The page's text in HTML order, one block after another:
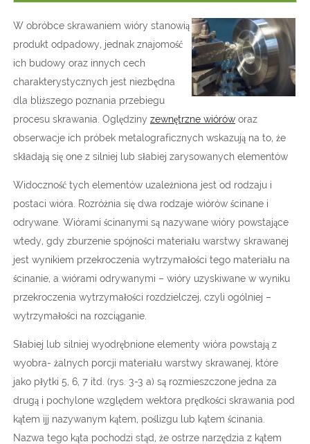
W obróbce skrawaniem wióry stanowią
produkt odpadowy, jednak znajomość
ich budowy oraz innych cech
charakterystycznych jest niezbędna
dla bliższego poznania przebiegu
procesu skrawania. Oględziny zewnętrzne wióróworaz
obserwacje ich próbek metalograficznych wskazują na to, że
składają się one z silniej lub słabiej zarysowanych elementów
Widoczność tych elementów uzależniona jest od rodzaju i
postaci wióra. Rozróżnia się dwa rodzaje wiórów ścinane i
odrywane. Wiórami ścinanymi są nazywane wióry powstające
wtedy, gdy zburzenie spójności materiału warstwy skrawanej
jest wynikiem przekroczenia wytrzymałości tego materiału na
ścinanie, a wiórami odrywanymi – wióry uzyskiwane w wyniku
przekroczenia wytrzymałości rozdzielczej, czyli ogólniej –
wytrzymałości na rozciąganie.
Słabiej lub silniej wyodrębnione elementy wióra powstają z
wyobra- żalnych porcji materiału warstwy skrawanej, które
jako płytki 5, 6, 7 itd. (rys. 3-3 a) są rozmieszczone jedna za
drugą i pochylone względem wektora prędkości skrawania pod
kątem ijj nazywanym kątem, poślizgu lub kątem ścinania.
Nazwa tego kąta pochodzi stąd, że ostrze narzędzia z kątem